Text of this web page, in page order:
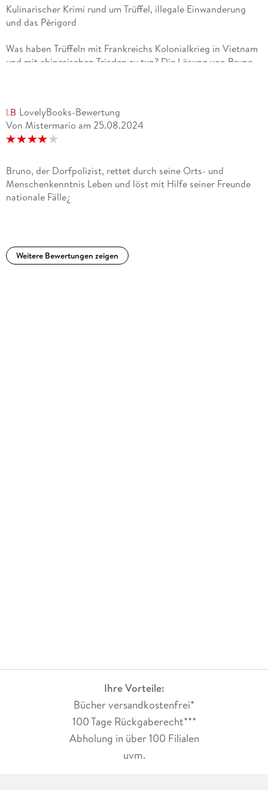
Kulinarischer Krimi rund um Trüffel, illegale Einwanderung
und das Périgord
Was haben Trüffeln mit Frankreichs Kolonialkrieg in Vietnam
und mit chinesischen Triaden zu tun? Die Lösung von Bruno
Bruno - chef de police führt ihn über Trüffel direkt zur
Chinesischen bzw. vietnamesischen Mafia. Auch privat wird
es turbulent mit einem Beziehungswirrwarr. Es ist einiges los
durch die kulinarischen Zwischenspiele. Sehr unterhaltsam,
auch wenn mein Magen immer wieder angefangen hat zu
knurren. :) 4/5 Sterne.
LovelyBooks-Bewertung
Von Mistermario am 25.08.2024
Bruno, der Dorfpolizist, rettet durch seine Orts- und
Menschenkenntnis Leben und löst mit Hilfe seiner Freunde
nationale Fälle¿
Weitere Bewertungen zeigen
Ihre Vorteile:
Bücher versandkostenfrei*
100 Tage Rückgaberecht***
Abholung in über 100 Filialen
uvm.